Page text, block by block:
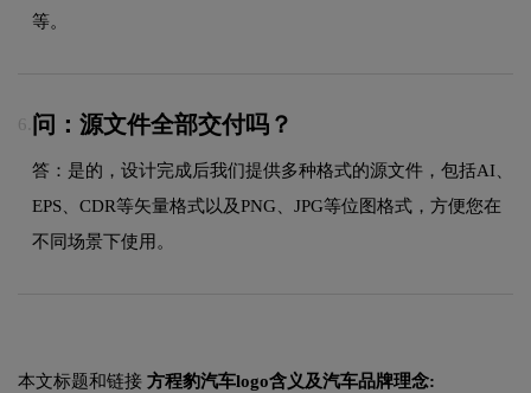
等。
6. 问：源文件全部交付吗？
答：是的，设计完成后我们提供多种格式的源文件，包括AI、
EPS、CDR等矢量格式以及PNG、JPG等位图格式，方便您在
不同场景下使用。
本文标题和链接 方程豹汽车logo含义及汽车品牌理念: